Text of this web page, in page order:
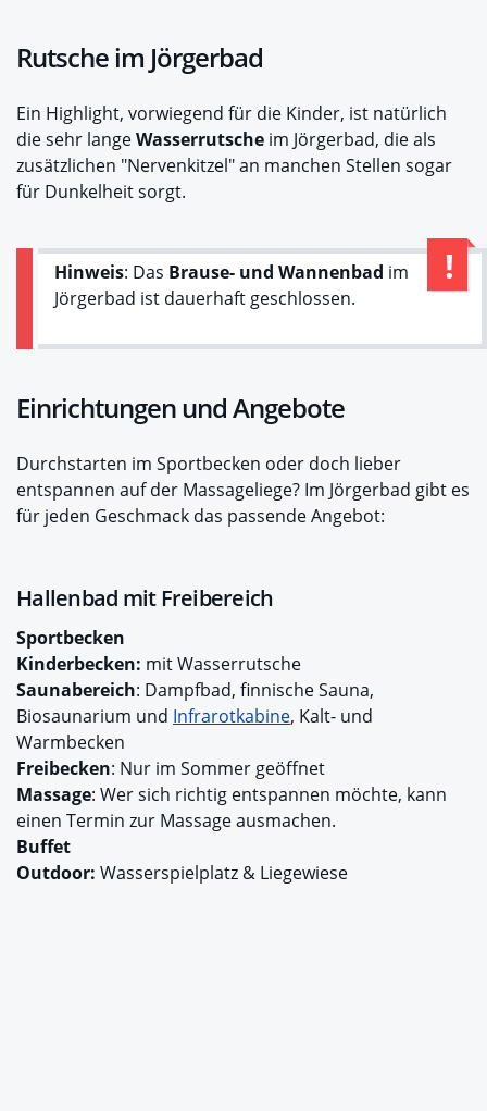
Rutsche im Jörgerbad
Ein Highlight, vorwiegend für die Kinder, ist natürlich
die sehr langeWasserrutsche im Jörgerbad, die als
zusätzlichen "Nervenkitzel" an manchen Stellen sogar
für Dunkelheit sorgt.
Hinweis: Das Brause- und Wannenbad im
Jörgerbad ist dauerhaft geschlossen.
Einrichtungen und Angebote
Durchstarten im Sportbecken oder doch lieber
entspannen auf der Massageliege? Im Jörgerbad gibt es
für jeden Geschmack das passende Angebot:
Hallenbad mit Freibereich
Sportbecken
Kinderbecken: mit Wasserrutsche
Saunabereich: Dampfbad, finnische Sauna,
Biosaunarium und Infrarotkabine, Kalt- und
Warmbecken
Freibecken: Nur im Sommer geöffnet
Massage: Wer sich richtig entspannen möchte, kann
einen Termin zur Massage ausmachen.
Buffet
Outdoor: Wasserspielplatz & Liegewiese